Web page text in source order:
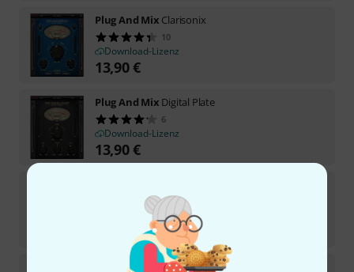
Plug And Mix Clarisonix
10
Download-Lizenz
13,90€
Plug And Mix Digital Plate
6
Download-Lizenz
13,90€
3
Download-Lizenz
€
Plug And MixTremolo Pan